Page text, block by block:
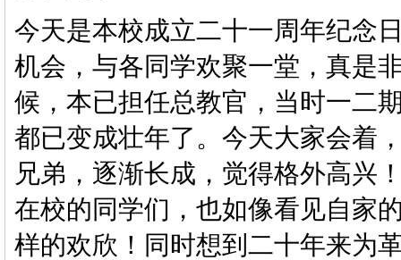
今天是本校成立二十一周年纪念
机会，与各同学欢聚一堂，真是
候，本已担任总教官，当时一二
都已变成壮年了。今天大家会着
兄弟，逐渐长成，觉得格外高兴
在校的同学们，也如像看见自家
样的欢欣！同时想到二十年来为